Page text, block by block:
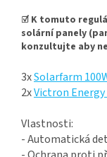
☑ K tomuto
solární panely
konzultujte aby
3xSolarfarm
2xVictron
Vlastnosti:
- Automatická